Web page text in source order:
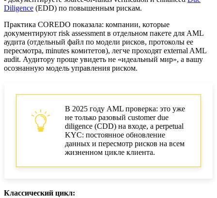
Diligence (EDD) по повышенным рискам.
Практика COREDO показала: компании, которые
документируют risk assessment в отдельном пакете для AML
аудита (отдельный файл по модели рисков, протоколы ее
пересмотра, minutes комитетов), легче проходят external AML
audit. Аудитору проще увидеть не «идеальный мир», а вашу
осознанную модель управления риском.
В 2025 году AML проверка: это уже
не только разовый customer due
diligence (CDD) на входе, а perpetual
KYC: постоянное обновление
данных и пересмотр рисков на всем
жизненном цикле клиента.
Классический цикл: